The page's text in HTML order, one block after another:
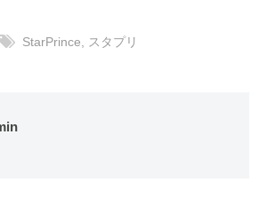
StarPrince, スタプリ